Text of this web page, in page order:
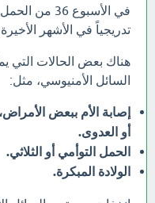
في الأسبوع
تدريجياً في الأشهر
هناك بعض الحالات التي
السائل الأمنيوسي، مثل:
إصابة الأم ببعض
أو العدوى.
الحمل التوأمي أو الثلاثي.
الولادة المبكرة.